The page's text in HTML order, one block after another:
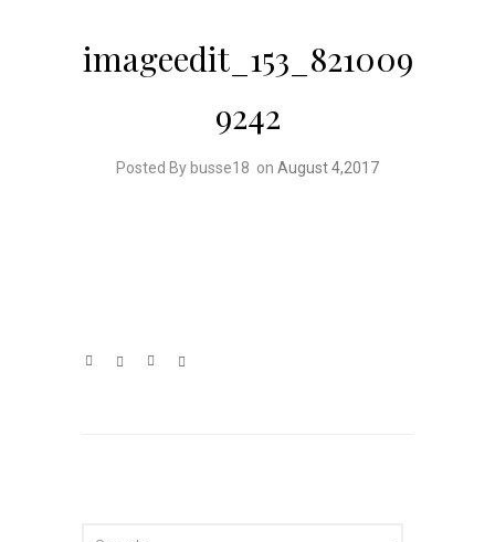
imageedit_153_821009
9242
Posted By busse18 on August 4,2017